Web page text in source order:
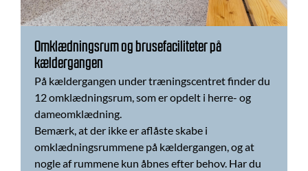
Omklædningsrum og brusefaciliteter på
kældergangen
På kældergangen under træningscentret finder du
12 omklædningsrum, som er opdelt i herre- og
dameomklædning.
Bemærk, at der ikke er aflåste skabe i
omklædningsrummene på kældergangen, og at
nogle af rummene kun åbnes efter behov. Har du